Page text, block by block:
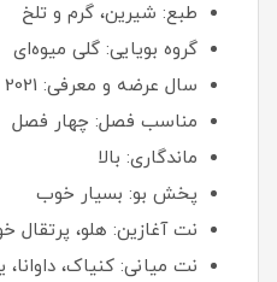
طبع: شیرین، گرم و تلخ
گروه بویایی: گلی میوه‌ای
سال عرضه و معرفی: 2021 میلادی
مناسب فصل: چهار فصل
ماندگاری: بالا
پخش بو: بسیار خوب
نت آغازین: هلو، پرتقال
نت میانی: کنیاک،